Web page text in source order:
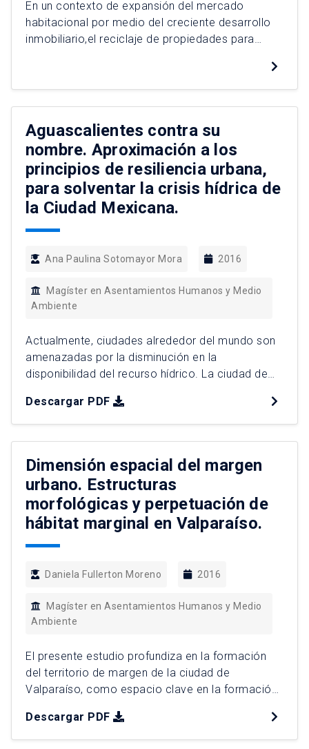
En un contexto de expansión del mercado
habitacional por medio del creciente desarrollo
inmobiliario,el reciclaje de propiedades para
reurbanización de áreas centrales deterioradas
en Santiago. Para ello, seaprovechan las ventajas
económicas y normativas para rentabilizar el
suelo y su construcción. Sin embargo, […]
Aguascalientes contra su
nombre. Aproximación a los
principios de resiliencia urbana,
para solventar la crisis hídrica de
la Ciudad Mexicana.
Ana Paulina Sotomayor Mora 2016
Magíster en Asentamientos Humanos y Medio
Ambiente
Actualmente, ciudades alrededor del mundo son
amenazadas por la disminución en la
disponibilidad del recurso hídrico. La ciudad de
excepción, pues desde hace décadas su única
fuente de abastecimiento – el acuífero del Valle
de Aguascalientes –, presenta daños severos e
irreversibles. Aunque es un tema ya reconocido,
[…]
Descargar PDF
Dimensión espacial del margen
urbano. Estructuras
morfológicas y perpetuación de
hábitat marginal en Valparaíso.
Daniela Fullerton Moreno 2016
Magíster en Asentamientos Humanos y Medio
Ambiente
El presente estudio profundiza en la formación
del territorio de margen de la ciudad de
Valparaíso, como espacio clave en la formación
áreas más complejas. Analiza el tipo de hábitat
generado a partir de una expansión difícil y
Descargar PDF